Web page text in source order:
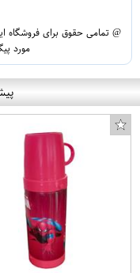
@ تمامی حقوق برای فروشگاه
مورد